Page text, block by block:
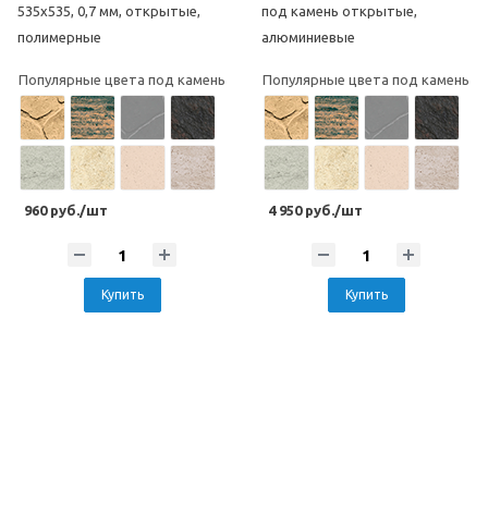
535х535, 0,7 мм, открытые,
полимерные
Популярные цвета под камень
960 руб./шт
Купить
под камень открытые,
алюминиевые
Популярные цвета под камень
4 950 руб./шт
Купить